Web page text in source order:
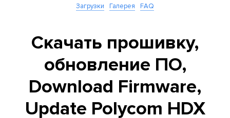
Загрузки
Галерея FAQ
Скачать прошивку,
обновление ПО,
Download Firmware,
Update Polycom HDX